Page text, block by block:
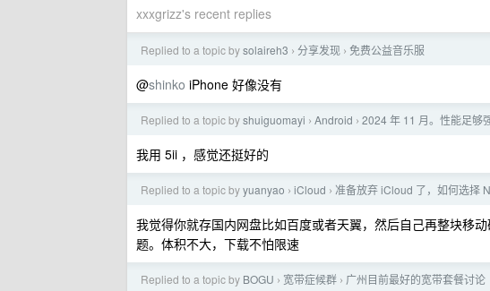
xxxgrizz's recent replies
Replied to a topic bysolaireh3 › 分享发现 › 免费公益音乐服
@shinko iPhone 好像没有
Replied to a topic byshuiguomayi › Android › 2024 年 11 月。性能足够
我用 5ii ，感觉还挺好的
Replied to a topic byyuanyao › iCloud › 准备放弃 iCloud 了，如何选择
我觉得你就存国内网盘比如百度或者天翼，然后自己再整块移
题。体积不大，下载不怕限速
Replied to a topic by BOGU › 宽带症候群 › 广州目前最好的宽带套餐讨论